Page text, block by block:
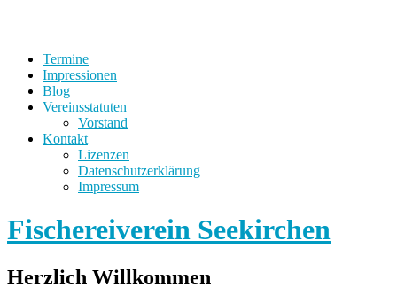
Termine
Impressionen
Blog
Vereinsstatuten
Vorstand
Kontakt
Lizenzen
Datenschutzerklärung
Impressum
Fischereiverein Seekirchen
Herzlich Willkommen